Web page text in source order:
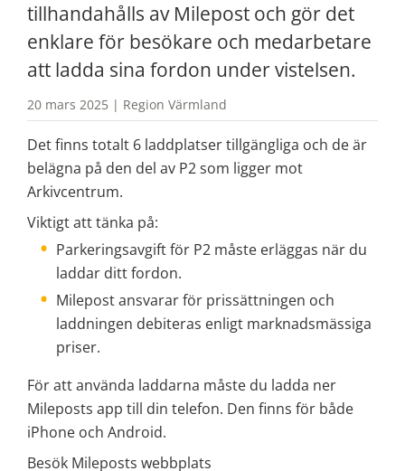
tillhandahålls av Milepost och gör det
enklare för besökare och medarbetare
att ladda sina fordon under vistelsen.
20 mars 2025 | Region Värmland
Det finns totalt 6 laddplatser tillgängliga och de är
belägna på den del av P2 som ligger mot
Arkivcentrum.
Viktigt att tänka på:
Parkeringsavgift för P2 måste erläggas när du
laddar ditt fordon.
Milepost ansvarar för prissättningen och
laddningen debiteras enligt marknadsmässiga
priser.
För att använda laddarna måste du ladda ner
Mileposts app till din telefon. Den finns för både
iPhone och Android.